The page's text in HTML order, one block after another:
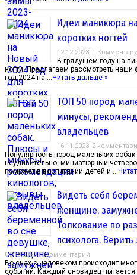
Идеи маникюра
коротких ногтей
12.12.2023 1
В грядущем году на
ногти. Предлагаем рассмотреть
год 2024 на …Читать дальше »
ТОП 50 пород
минусы,
владельцев
16.11.2023 2
Популярность пород маленьких
неудивительно, миниатюрный
поможет в воспитании детей и …
Видеть себя
женщине,
Толкование по
психолога.
04.10.2023 1 Комментарий
Во снах с человеком происходит
событий. Каждый сновидец пытается